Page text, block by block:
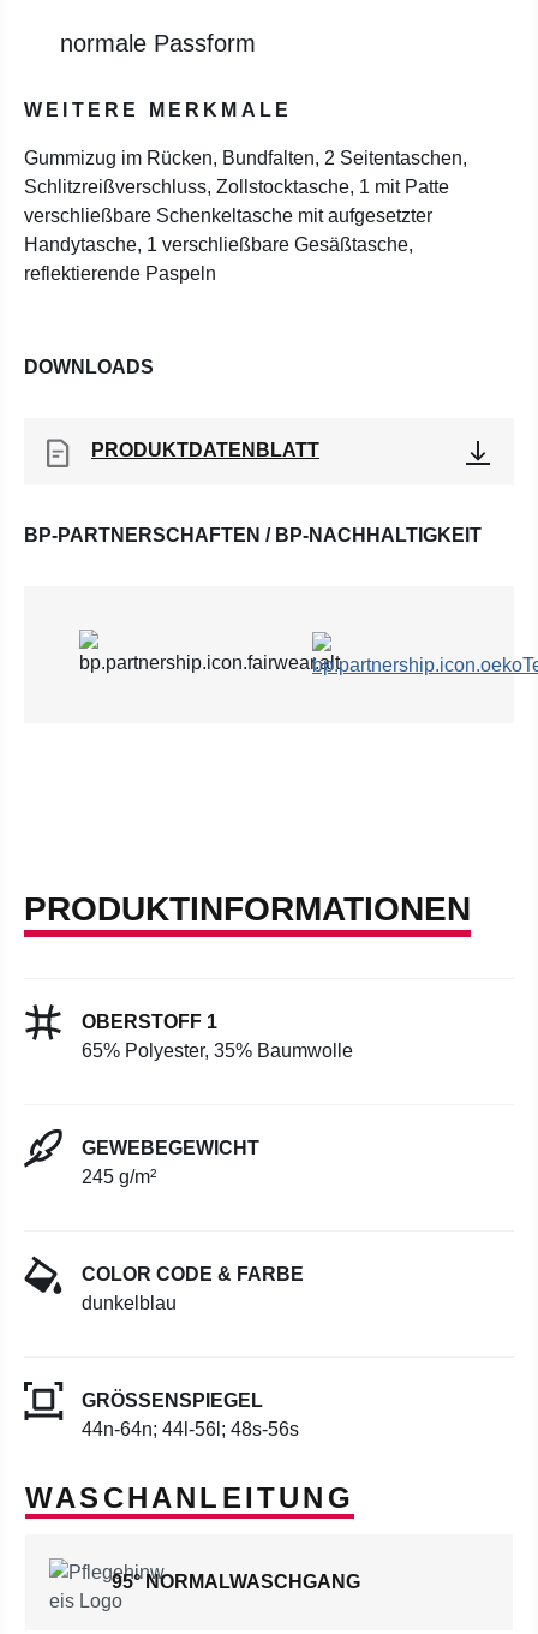
normale Passform
WEITERE MERKMALE
Gummizug im Rücken, Bundfalten, 2 Seitentaschen,
Schlitzreißverschluss, Zollstocktasche, 1 mit Patte
verschließbare Schenkeltasche mit aufgesetzter
Handytasche, 1 verschließbare Gesäßtasche,
reflektierende Paspeln
DOWNLOADS
PRODUKTDATENBLATT
BP-PARTNERSCHAFTEN / BP-NACHHALTIGKEIT
PRODUKTINFORMATIONEN
OBERSTOFF 1
65% Polyester, 35% Baumwolle
GEWEBEGEWICHT
245 g/m²
COLOR CODE & FARBE
dunkelblau
GRÖSSENSPIEGEL
44n-64n; 44l-56l; 48s-56s
WASCHANLEITUNG
95° NORMALWASCHGANG